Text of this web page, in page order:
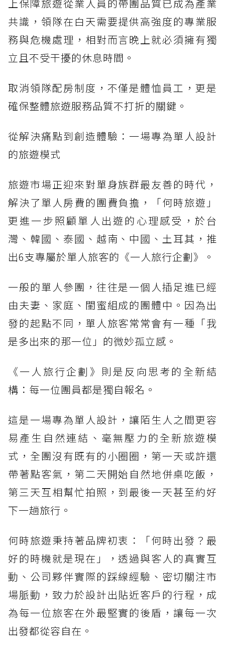
上保障旅遊從業人員的帶團品質已成為產業
共識，領隊在白天需要提供高強度的專業服
務與危機處理，相對而言晚上就必須擁有獨
立且不受干擾的休息時間。
取消領隊配房制度，不僅是體恤員工，更是
確保整體旅遊服務品質不打折的關鍵。
從解決痛點到創造體驗：一場專為單人設計
的旅遊模式
旅遊市場正迎來對單身族群最友善的時代，
解決了單人房費的團費負擔，「何時旅遊」
更進一步照顧單人出遊的心理感受，於台
灣、韓國、泰國、越南、中國、土耳其，推
出6支專屬於單人旅客的《一人旅行企劃》。
一般的單人參團，往往是一個人插足進已經
由夫妻、家庭、閨蜜組成的團體中。因為出
發的起點不同，單人旅客常常會有一種「我
是多出來的那一位」的微妙孤立感。
《一人旅行企劃》則是反向思考的全新結
構：每一位團員都是獨自報名。
這是一場專為單人設計，讓陌生人之間更容
易產生自然連結、毫無壓力的全新旅遊模
式，全團沒有既有的小圈圈，第一天或許還
帶著點客氣，第二天開始自然地併桌吃飯，
第三天互相幫忙拍照，到最後一天甚至約好
下一趟旅行。
何時旅遊秉持著品牌初衷：「何時出發？最
好的時機就是現在」，透過與客人的真實互
動、公司夥伴實際的踩線經驗、密切關注市
場脈動，致力於設計出貼近客戶的行程，成
為每一位旅客在外最堅實的後盾，讓每一次
出發都從容自在。